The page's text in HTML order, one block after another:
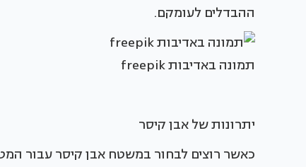
ההבדלים לעומקם.
תמונה באדיבות freepik
יתרונות של אבן קיסר
כאשר רוצים לבחור במשטח אבן קיסר עבור